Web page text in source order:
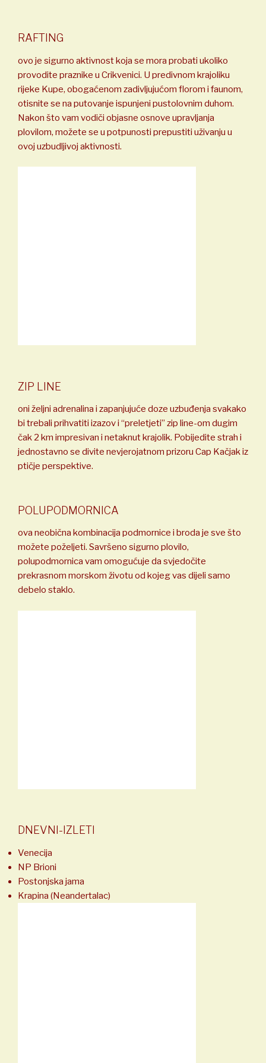
RAFTING
ovo je sigurno aktivnost koja se mora probati ukoliko
provodite praznike u Crikvenici. U predivnom krajoliku
rijeke Kupe, obogaćenom zadivljujućom florom i faunom,
otisnite se na putovanje ispunjeni pustolovnim duhom.
Nakon što vam vodiči objasne osnove upravljanja
plovilom, možete se u potpunosti prepustiti uživanju u
ovoj uzbudljivoj aktivnosti.
ZIP LINE
oni željni adrenalina i zapanjujuće doze uzbuđenja svakako
bi trebali prihvatiti izazov i “preletjeti” zip line-om dugim
čak 2 km impresivan i netaknut krajolik. Pobijedite strah i
jednostavno se divite nevjerojatnom prizoru Cap Kačjak iz
ptičje perspektive.
POLUPODMORNICA
ova neobična kombinacija podmornice i broda je sve što
možete poželjeti. Savršeno sigurno plovilo,
polupodmornica vam omogućuje da svjedočite
prekrasnom morskom životu od kojeg vas dijeli samo
debelo staklo.
DNEVNI-IZLETI
Venecija
NP Brioni
Postonjska jama
Krapina (Neandertalac)